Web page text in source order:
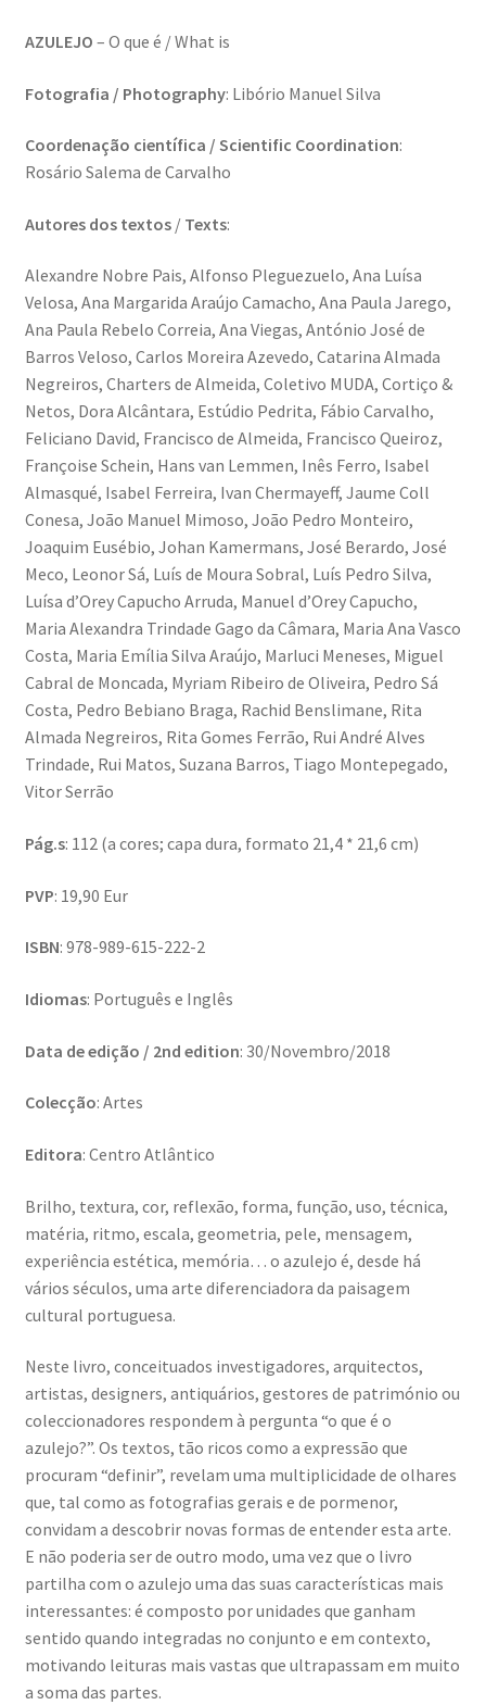
«FOTO | PHOTO PORTUGAL»
200 DIAS PARA DENTRO
About looking
Ana Manuel Mestre vence Maratona Fotográfica Fnac
Évora
Cabo Mondego
Encontros da Imagem
Enlaçando o Douro…
Fashion on movement
Flores em ponto Macro / Macro Spot Flowers
Fotograficamente
FRAME.IT
Génesis
O Passeio da Luz
Passeando pela Indochina…
Pequenos Outonos
Playboy World, de Ana Dias
Resultados do Concurso de Fotografia Raízes
Ring Portraits Project (teste Masonry)
Shades of Sensuality
Sobre|Viver
Teste Ring Portraits com 4 imagens
The Best of Celestial Scenes
Ver o Porto em Brasília
AZULEJO – O que é / What is
Fotografia / Photography: Libório Manuel Silva
Coordenação científica / Scientific Coordination:
Rosário Salema de Carvalho
Autores dos textos/ Texts:
Alexandre Nobre Pais, Alfonso Pleguezuelo, Ana Luísa
Velosa, Ana Margarida Araújo Camacho, Ana Paula Jarego,
Ana Paula Rebelo Correia, Ana Viegas, António José de
Barros Veloso, Carlos Moreira Azevedo, Catarina Almada
Negreiros, Charters de Almeida, Coletivo MUDA, Cortiço &
Netos, Dora Alcântara, Estúdio Pedrita, Fábio Carvalho,
Feliciano David, Francisco de Almeida, Francisco Queiroz,
Françoise Schein, Hans van Lemmen, Inês Ferro, Isabel
Almasqué, Isabel Ferreira, Ivan Chermayeff, Jaume Coll
Conesa, João Manuel Mimoso, João Pedro Monteiro,
Joaquim Eusébio, Johan Kamermans, José Berardo, José
Meco, Leonor Sá, Luís de Moura Sobral, Luís Pedro Silva,
Luísa d’Orey Capucho Arruda, Manuel d’Orey Capucho,
Maria Alexandra Trindade Gago da Câmara, Maria Ana Vasco
Costa, Maria Emília Silva Araújo, Marluci Meneses, Miguel
Cabral de Moncada, Myriam Ribeiro de Oliveira, Pedro Sá
Costa, Pedro Bebiano Braga, Rachid Benslimane, Rita
Almada Negreiros, Rita Gomes Ferrão, Rui André Alves
Trindade, Rui Matos, Suzana Barros, Tiago Montepegado,
Vitor Serrão
Pág.s: 112 (a cores; capa dura, formato 21,4 * 21,6 cm)
PVP: 19,90 Eur
ISBN: 978-989-615-222-2
Idiomas: Português e Inglês
Data de edição / 2nd edition: 30/Novembro/2018
Colecção: Artes
Editora: Centro Atlântico
Brilho, textura, cor, reflexão, forma, função, uso, técnica,
matéria, ritmo, escala, geometria, pele, mensagem,
experiência estética, memória… o azulejo é, desde há
vários séculos, uma arte diferenciadora da paisagem
cultural portuguesa.
Neste livro, conceituados investigadores, arquitectos,
artistas, designers, antiquários, gestores de património ou
coleccionadores respondem à pergunta “o que é o
azulejo?”. Os textos, tão ricos como a expressão que
procuram “definir”, revelam uma multiplicidade de olhares
que, tal como as fotografias gerais e de pormenor,
convidam a descobrir novas formas de entender esta arte.
E não poderia ser de outro modo, uma vez que o livro
partilha com o azulejo uma das suas características mais
interessantes: é composto por unidades que ganham
sentido quando integradas no conjunto e em contexto,
motivando leituras mais vastas que ultrapassam em muito
a soma das partes.